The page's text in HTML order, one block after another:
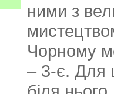
ними з
Чорному
– 3-є. Для